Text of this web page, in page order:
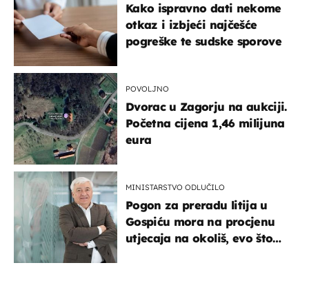
Kako ispravno dati nekome
otkaz i izbjeći najčešće
pogreške te sudske sporove
POVOLJNO
Dvorac u Zagorju na aukciji.
Početna cijena 1,46 milijuna
eura
MINISTARSTVO ODLUČILO
Pogon za preradu litija u
Gospiću mora na procjenu
utjecaja na okoliš, evo što